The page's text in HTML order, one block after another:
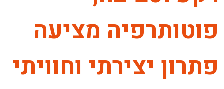
פוטותרפיה מציעה
פתרון יצירתי וחוויתי